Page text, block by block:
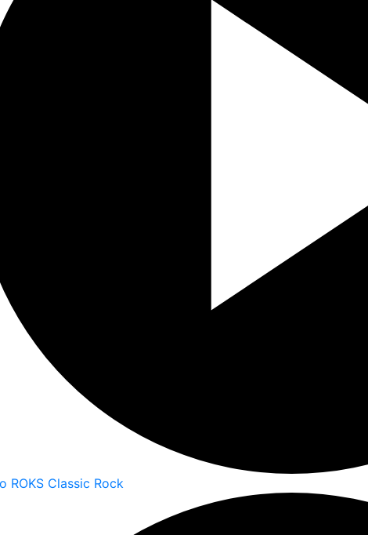
ROKS Classic Rock